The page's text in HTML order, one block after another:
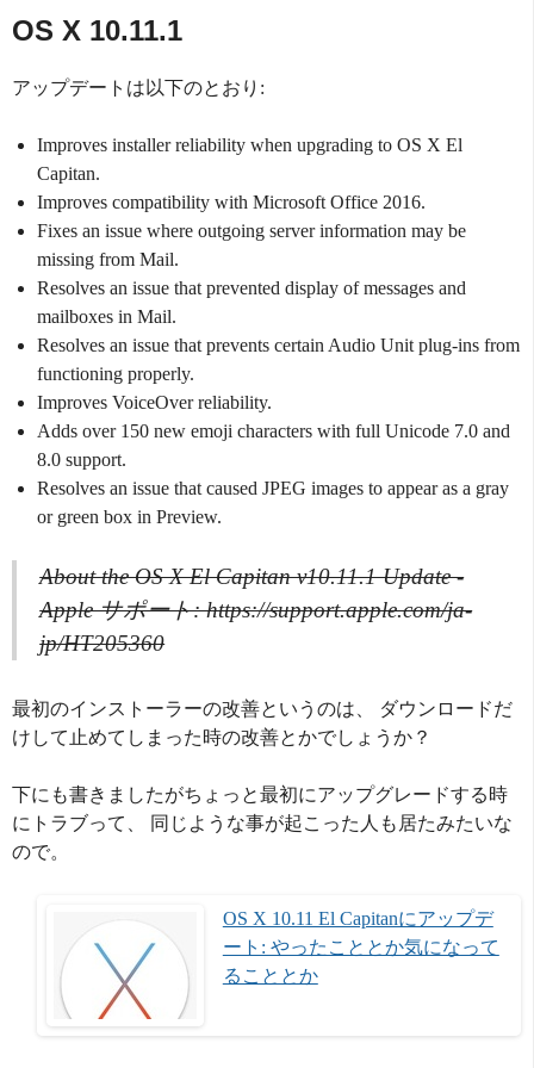
OS X 10.11.1
アップデートは以下のとおり:
Improves installer reliability when upgrading to OS X El
Capitan.
Improves compatibility with Microsoft Office 2016.
Fixes an issue where outgoing server information may be
missing from Mail.
Resolves an issue that prevented display of messages and
mailboxes in Mail.
Resolves an issue that prevents certain Audio Unit plug-ins from
functioning properly.
Improves VoiceOver reliability.
Adds over 150 new emoji characters with full Unicode 7.0 and
8.0 support.
Resolves an issue that caused JPEG images to appear as a gray
or green box in Preview.
About the OS X El Capitan v10.11.1 Update -
Apple サポート: https://support.apple.com/ja-
jp/HT205360
最初のインストーラーの改善というのは、 ダウンロードだ
けして止めてしまった時の改善とかでしょうか？
下にも書きましたがちょっと最初にアップグレードする時
にトラブって、 同じような事が起こった人も居たみたいな
ので。
OS X 10.11 El Capitanにアップデ
ート: やったこととか気になって
ることとか